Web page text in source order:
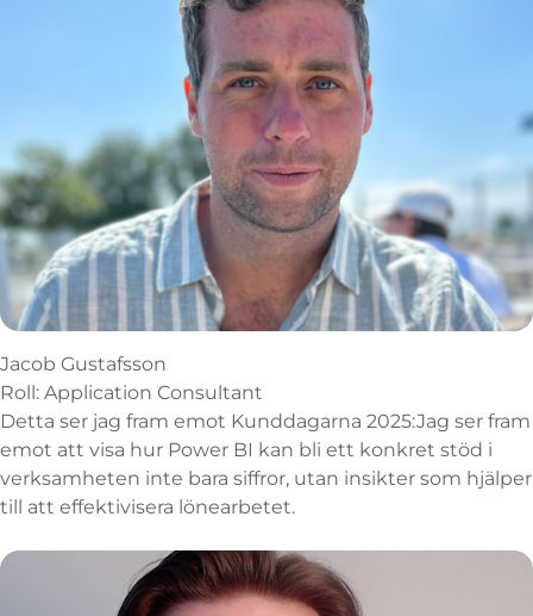
Jacob Gustafsson
Roll: Application Consultant
Detta ser jag fram emot Kunddagarna 2025:Jag ser fram
emot att visa hur Power BI kan bli ett konkret stöd i
verksamheten inte bara siffror, utan insikter som hjälper
till att effektivisera lönearbetet.